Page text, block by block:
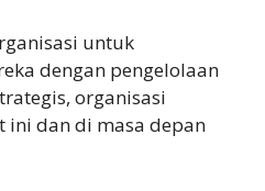
untuk
dengan pengelolaan
organisasi
ini dan di masa depan